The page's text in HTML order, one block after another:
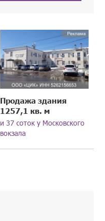
Продажа здания
1257,1 кв. м
и 37 соток у Московского
вокзала